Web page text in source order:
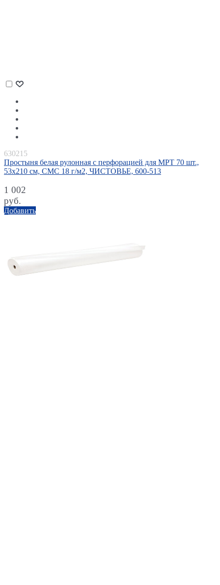
630215
Простыня белая рулонная с перфорацией для МРТ 70 шт.,
53х210 см, СМС 18 г/м2, ЧИСТОВЬЕ, 600-513
1 002
руб.
Добавить